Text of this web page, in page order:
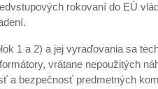
rokovaní do EÚ
1 a 2) a jej vyraďovania sa
vrátane nepoužitých
a bezpečnosť predmetných